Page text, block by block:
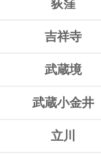
吉祥寺
武蔵境
武蔵小金井
立川